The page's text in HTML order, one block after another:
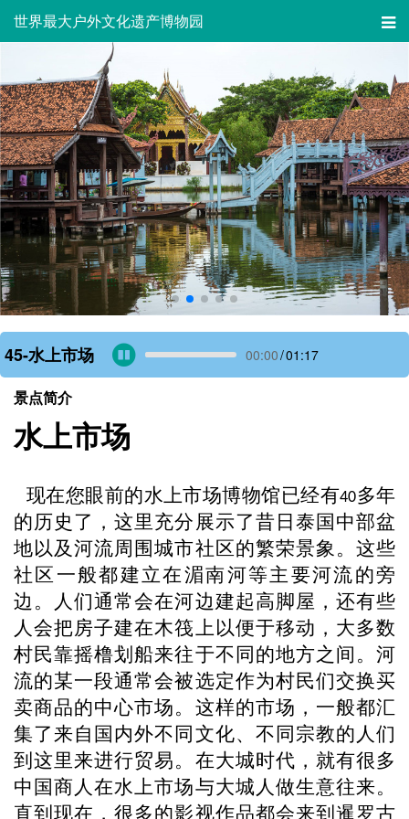
世界最大户外文化遗产博物园
45-水上市场 00:00/01:17
景点简介
水上市场
现在您眼前的水上市场博物馆已经有40多年
的历史了，这里充分展示了昔日泰国中部盆
地以及河流周围城市社区的繁荣景象。这些
社区一般都建立在湄南河等主要河流的旁
边。人们通常会在河边建起高脚屋，还有些
人会把房子建在木筏上以便于移动，大多数
村民靠摇橹划船来往于不同的地方之间。河
流的某一段通常会被选定作为村民们交换买
卖商品的中心市场。这样的市场，一般都汇
集了来自国内外不同文化、不同宗教的人们
到这里来进行贸易。在大城时代，就有很多
中国商人在水上市场与大城人做生意往来。
直到现在，很多的影视作品都会来到暹罗古